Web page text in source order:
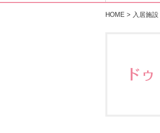
HOME > 入居施設